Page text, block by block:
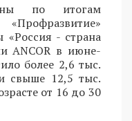
по итогам
«Россия - страна
ANCOR в июне-
более 2,6 тыс.
свыше 12,5 тыс.
от 16 до 30